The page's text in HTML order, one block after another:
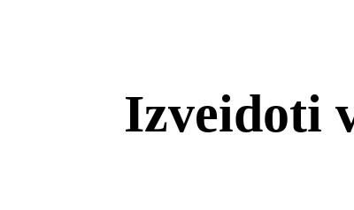
Izveidoti